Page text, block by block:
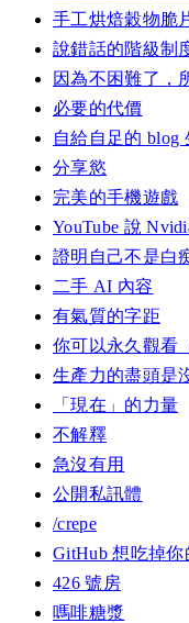
手工烘焙穀物脆
說錯話的階級制
因為不困難了，
必要的代價
自給自足的 blog
分享慾
完美的手機遊戲
YouTube 說
證明自己不是白
二手 AI 內容
有氣質的字距
你可以永久觀看
生產力的盡頭是
「現在」的力量
不解釋
急沒有用
公開私訊體
/crepe
GitHub 想吃掉你
426 號房
嗎啡糖漿